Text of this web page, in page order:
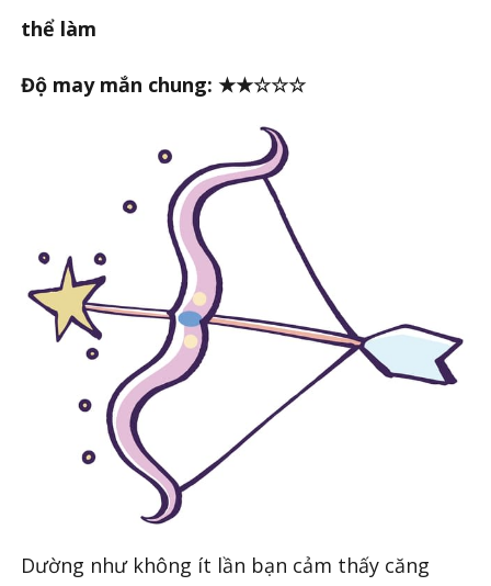
thể làm
Độ may mắn chung: ★★☆☆☆
Dường như không ít lần bạn cảm thấy căng